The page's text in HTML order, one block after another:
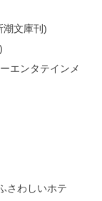
潮文庫刊)
エンタテインメ
さわしいホテ